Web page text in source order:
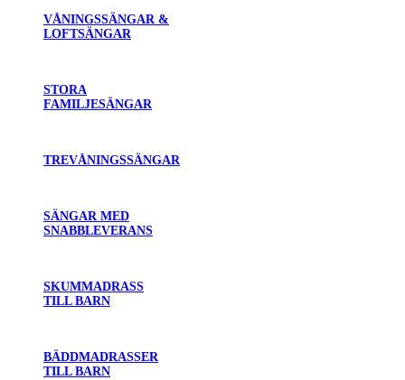
VÅNINGSSÄNGAR &
LOFTSÄNGAR
STORA
FAMILJESÄNGAR
TREVÅNINGSSÄNGAR
SÄNGAR MED
SNABBLEVERANS
SKUMMADRASS
TILL BARN
BÄDDMADRASSER
TILL BARN